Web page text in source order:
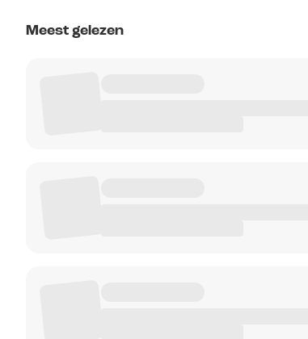
Meest gelezen